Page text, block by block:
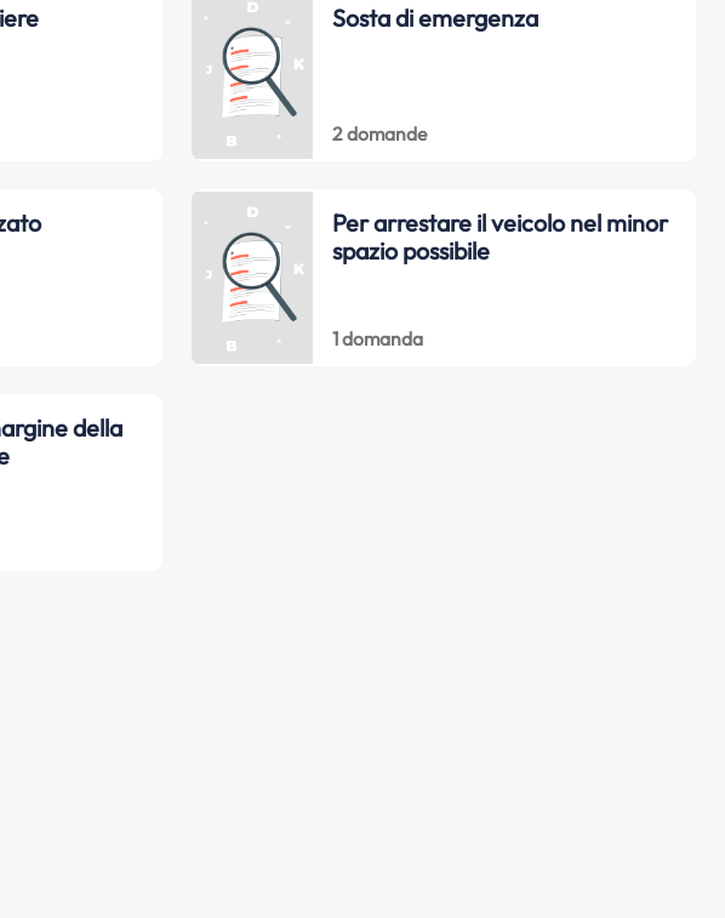
Sosta di emergenza
2 domande
Per arrestare il veicolo nel minor
spazio possibile
1 domanda
della